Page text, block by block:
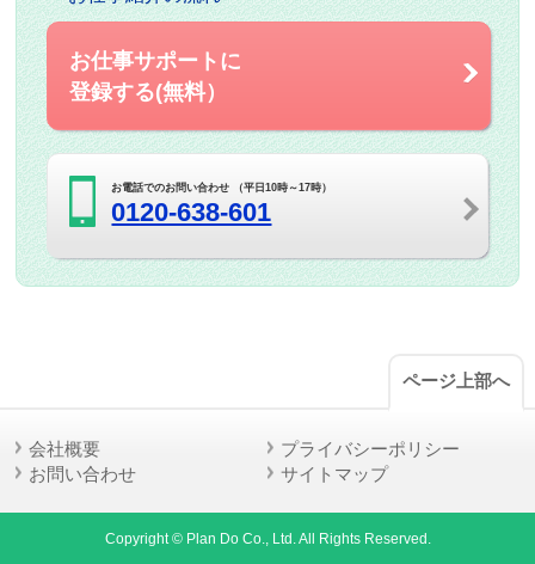
お仕事サポートに
登録する(無料）
お電話でのお問い合わせ （平日10時～17時）
0120-638-601
ページ上部へ
会社概要
プライバシーポリシー
お問い合わせ
サイトマップ
Copyright © Plan Do Co., Ltd. All Rights Reserved.